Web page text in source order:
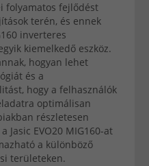
folyamatos fejlődést
terén, és ennek
inverteres
kiemelkedő eszköz.
hogyan lehet
és a
hogy a felhasználók
optimálisan
részletesen
Jasic EVO20 MIG160-at
a különböző
területeken.